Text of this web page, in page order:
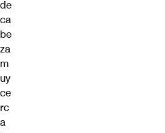
de
ca
be
za
m
uy
ce
rc
a